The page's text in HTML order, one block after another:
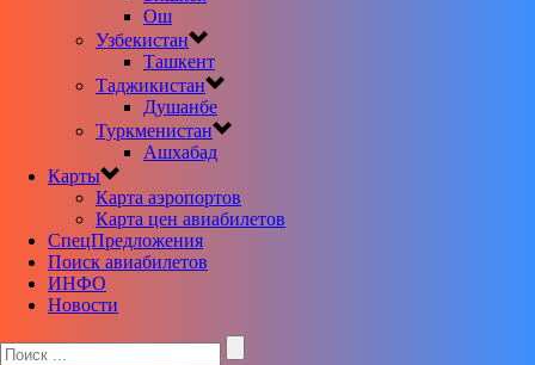
Ош
Узбекистан
Ташкент
Таджикистан
Душанбе
Туркменистан
Ашхабад
Карты
Карта аэропортов
Карта цен авиабилетов
CпецПредложения
Поиск авиабилетов
ИНФО
Новости